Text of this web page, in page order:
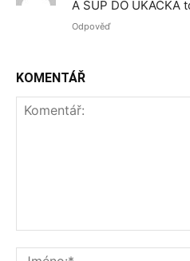
A ŠUP DO ÚKAČKA
Odpověď
KOMENTÁŘ